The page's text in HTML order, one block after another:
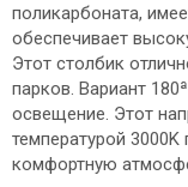
поликарбоната,
обеспечивает
Этот столбик
парков. Вариант
освещение. Этот
температурой
комфортную